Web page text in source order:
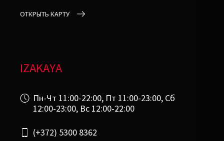
ОТКРЫТЬ КАРТУ
IZAKAYA
Пн-Чт 11:00-22:00, Пт 11:00-23:00, Сб
12:00-23:00, Вс 12:00-22:00
(+372) 5300 8362